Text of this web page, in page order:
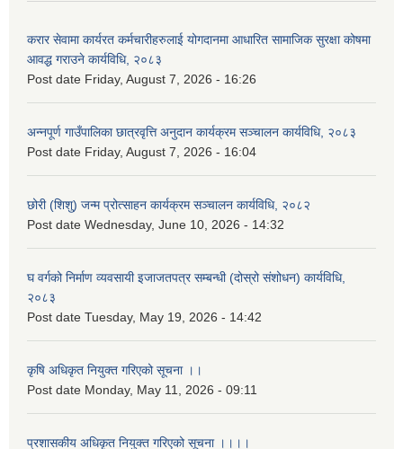
करार सेवामा कार्यरत कर्मचारीहरुलाई योगदानमा आधारित सामाजिक सुरक्षा कोषमा
आवद्ध गराउने कार्यविधि, २०८३
Post date Friday, August 7, 2026 - 16:26
अन्नपूर्ण गाउँपालिका छात्रवृत्ति अनुदान कार्यक्रम सञ्चालन कार्यविधि, २०८३
Post date Friday, August 7, 2026 - 16:04
छोरी (शिशु) जन्म प्रोत्साहन कार्यक्रम सञ्चालन कार्यविधि, २०८२
Post date Wednesday, June 10, 2026 - 14:32
घ वर्गको निर्माण व्यवसायी इजाजतपत्र सम्बन्धी (दोस्रो संशोधन) कार्यविधि,
२०८३
Post date Tuesday, May 19, 2026 - 14:42
कृषि अधिकृत नियुक्त गरिएको सूचना ।।
Post date Monday, May 11, 2026 - 09:11
प्रशासकीय अधिकृत नियुक्त गरिएको सूचना ।।।।